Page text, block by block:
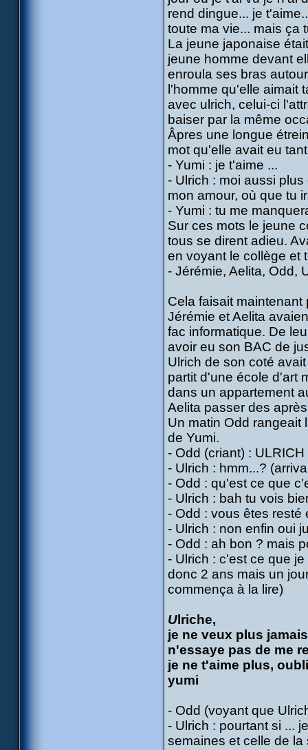
rend dingue... je
toute ma vie... mais ça
La jeune japonaise
jeune homme devant
enroula ses bras
l'homme qu'elle aimait
avec ulrich, celui-ci
baiser par la même
Âpres une longue
mot qu'elle avait eu
- Yumi : je t'aime ...
- Ulrich : moi aussi
mon amour, où que tu
- Yumi : tu me
Sur ces mots le jeune
tous se dirent adieu.
en voyant le collège et
- Jérémie, Aelita, Odd,
Cela faisait
Jérémie et Aelita
fac informatique. De
avoir eu son BAC de
Ulrich de son coté
partit d'une école d'art
dans un appartement
Aelita passer des
Un matin Odd rangeait
de Yumi.
- Odd (criant) : ULRICH
- Ulrich : hmm...?
- Odd : qu'est ce que
- Ulrich : bah tu vois
- Odd : vous êtes resté
- Ulrich : non enfin oui
- Odd : ah bon ? mais
- Ulrich : c'est ce que
donc 2 ans mais un
commença à la lire)
U lriche,
je ne veux plus
n'essaye pas de me
je ne t'aime plus,
yumi
- Odd (voyant que
- Ulrich : pourtant si ...
semaines et celle de